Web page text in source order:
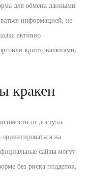
для обмена данными
информацией, не
активно
криптовалютами.
кракен
от доступа.
на
сайты могут
без риска подделок.